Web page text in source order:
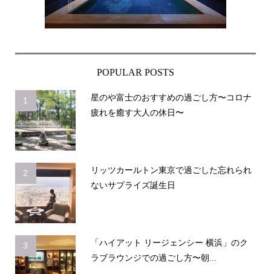
POPULAR POSTS
1
星のや富士のおすすめの過ごし方〜コロナ
疲れを癒す大人の休日〜
2
リッツカールトン東京で過ごした忘れられ
ないサプライズ誕生日
3
「ハイアット リージェンシー 横浜」のク
ラブラウンジでの過ごし方〜朝...